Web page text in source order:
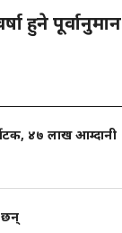
हुने पूर्वानुमान
४७ लाख आम्दानी
छन्